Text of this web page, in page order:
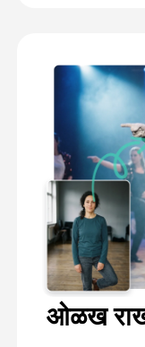
ओळख